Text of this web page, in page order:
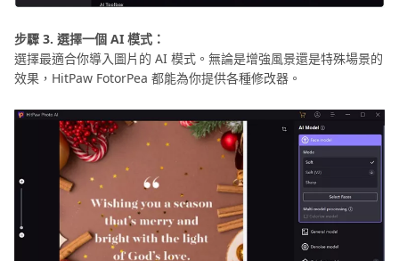
步驟 3. 選擇一個 AI 模式：
選擇最適合你導入圖片的 AI 模式。無論是增強風景還是特殊場景的
效果，HitPaw FotorPea 都能為你提供各種修改器。